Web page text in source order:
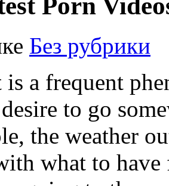
Porn
Без рубрики
a frequent
to go
the weather
what to